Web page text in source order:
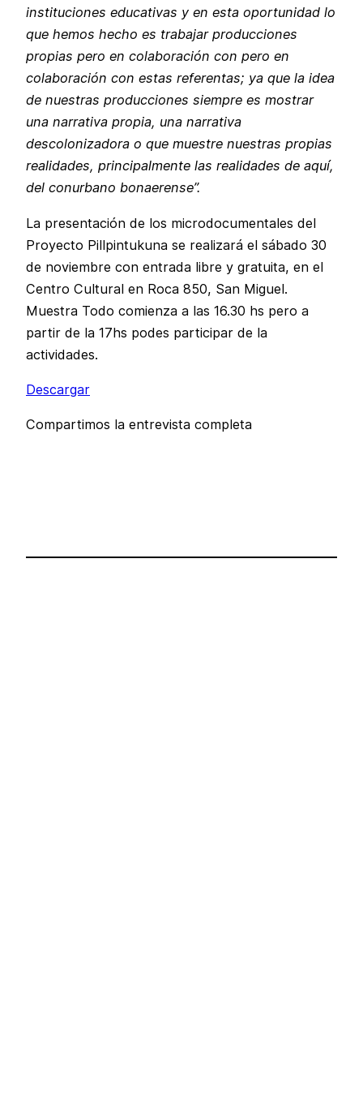
instituciones educativas y en esta oportunidad lo
que hemos hecho es trabajar producciones
propias pero en colaboración con pero en
colaboración con estas referentas; ya que la idea
de nuestras producciones siempre es mostrar
una narrativa propia, una narrativa
descolonizadora o que muestre nuestras propias
realidades, principalmente las realidades de aquí,
del conurbano bonaerense”.
La presentación de los microdocumentales del
Proyecto Pillpintukuna se realizará el sábado 30
de noviembre con entrada libre y gratuita, en el
Centro Cultural en Roca 850, San Miguel.
Muestra Todo comienza a las 16.30 hs pero a
partir de la 17hs podes participar de la
actividades.
Descargar
Compartimos la entrevista completa